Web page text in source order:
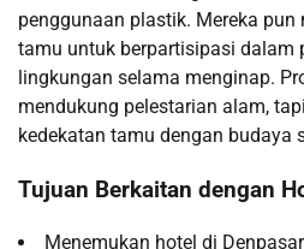
penggunaan plastik. Mereka
tamu untuk berpartisipasi dalam
lingkungan selama menginap.
mendukung pelestarian alam,
kedekatan tamu dengan budaya
Tujuan Berkaitan dengan
Menemukan hotel di